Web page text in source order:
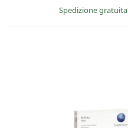
Spedizione gratuita